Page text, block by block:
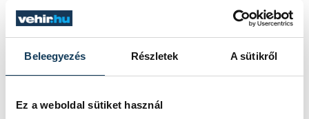
Beleegyezés Részletek A sütikről
Ez a weboldal sütiket használ
vehir.hu
FOTÓS
Domján
Attila